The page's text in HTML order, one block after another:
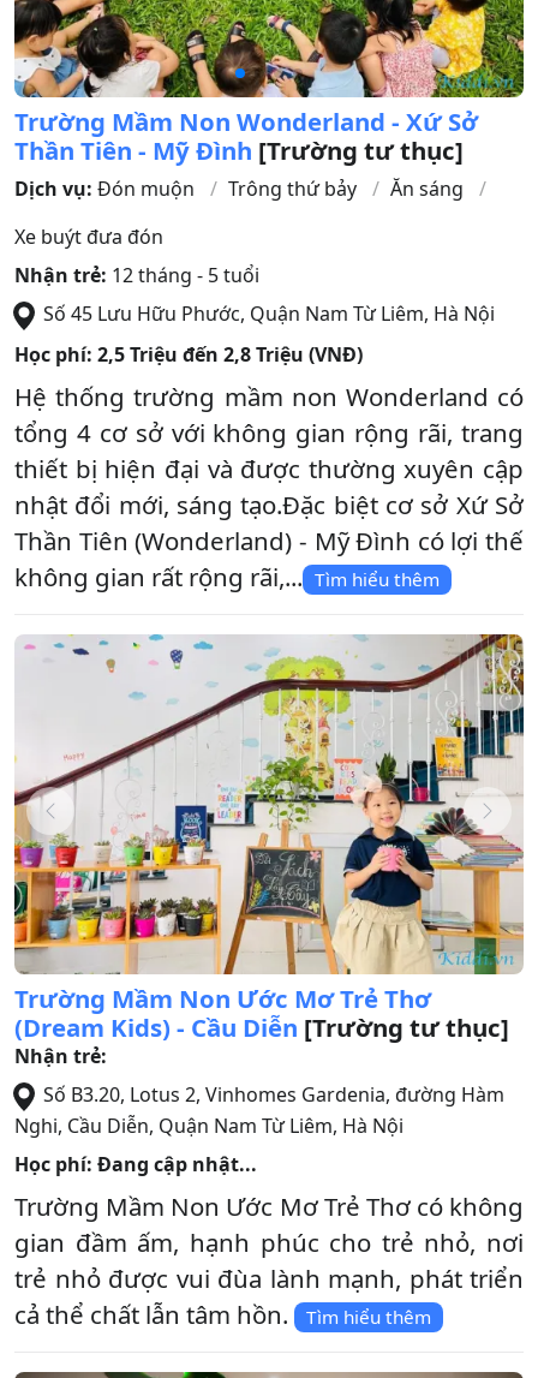
Trường Mầm Non Wonderland - Xứ Sở
Thần Tiên - Mỹ Đình [Trường tư thục]
Dịch vụ: Đón muộn Trông thứ bảy
Ăn sáng
Xe buýt đưa đón
Nhận trẻ: 12 tháng - 5 tuổi
Số 45 Lưu Hữu Phước, Quận Nam Từ Liêm, Hà Nội
Học phí: 2,5 Triệu đến 2,8 Triệu (VNĐ)
Hệ thống trường mầm non Wonderland có
tổng 4 cơ sở với không gian rộng rãi, trang
thiết bị hiện đại và được thường xuyên cập
nhật đổi mới, sáng tạo.Đặc biệt cơ sở Xứ Sở
Thần Tiên (Wonderland) - Mỹ Đình có lợi thế
không gian rất rộng rãi,... Tìm hiểu thêm
Trường Mầm Non Ước Mơ Trẻ Thơ
(Dream Kids) - Cầu Diễn [Trường tư thục]
Nhận trẻ:
Số B3.20, Lotus 2, Vinhomes Gardenia, đường Hàm
Nghi, Cầu Diễn, Quận Nam Từ Liêm, Hà Nội
Học phí: Đang cập nhật...
Trường Mầm Non Ước Mơ Trẻ Thơ có không
gian đầm ấm, hạnh phúc cho trẻ nhỏ, nơi
trẻ nhỏ được vui đùa lành mạnh, phát triển
cả thể chất lẫn tâm hồn.
Tìm hiểu thêm